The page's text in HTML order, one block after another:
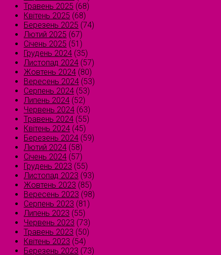
Травень 2025 (68)
Квітень 2025 (68)
Березень 2025 (74)
Лютий 2025 (67)
Січень 2025 (51)
Грудень 2024 (35)
Листопад 2024 (57)
Жовтень 2024 (80)
Вересень 2024 (53)
Серпень 2024 (53)
Липень 2024 (52)
Червень 2024 (63)
Травень 2024 (55)
Квітень 2024 (45)
Березень 2024 (59)
Лютий 2024 (58)
Січень 2024 (57)
Грудень 2023 (55)
Листопад 2023 (93)
Жовтень 2023 (85)
Вересень 2023 (98)
Серпень 2023 (81)
Липень 2023 (55)
Червень 2023 (73)
Травень 2023 (50)
Квітень 2023 (54)
Березень 2023 (73)